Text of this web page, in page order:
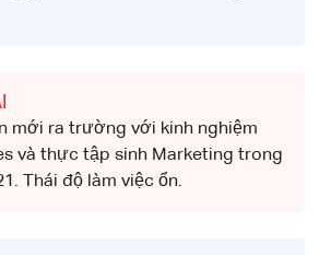
mới ra trường với kinh nghiệm
và thực tập sinh Marketing trong
Thái độ làm việc ổn.